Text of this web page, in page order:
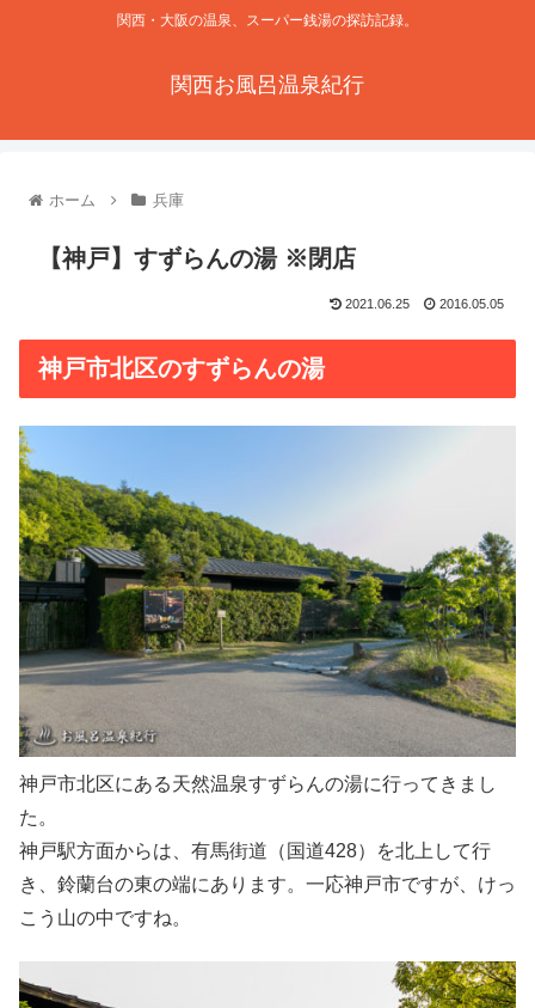
関西・大阪の温泉、スーパー銭湯の探訪記録。
関西お風呂温泉紀行
ホーム 兵庫
【神戸】すずらんの湯 ※閉店
2021.06.25 2016.05.05
神戸市北区のすずらんの湯
神戸市北区にある天然温泉すずらんの湯に行ってきまし
た。
神戸駅方面からは、有馬街道（国道428）を北上して行
き、鈴蘭台の東の端にあります。一応神戸市ですが、けっ
こう山の中ですね。